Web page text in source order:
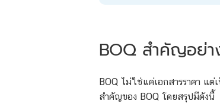
BOQ สำคัญอย่า
BOQ ไม่ใช่แค่เอกสารราคา แต่
สำคัญของ BOQ โดยสรุปมีดังนี้